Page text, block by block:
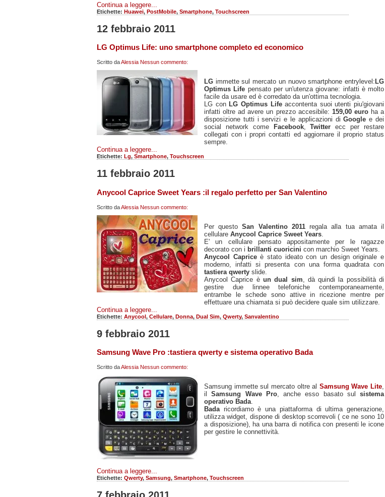
Continua a leggere...
Etichette: Huawei, PostMobile, Smartphone, Touchscreen
12 febbraio 2011
LG Optimus Life: uno smartphone completo ed economico
Scritto daAlessia Nessun commento:
LG immette sul mercato un nuovo smartphone entrylevel: LG
Optimus Life pensato per un'utenza giovane: infatti è molto
facile da usare ed è corredato da un'ottima tecnologia.
LG con LG Optimus Lifeaccontenta suoi utenti piu'giovani
infatti oltre ad avere un prezzo accesibile: 159,00 euro ha a
disposizione tutti i servizi e le applicazioni diGoogle e dei
social network come
Facebook,Twitterecc per restare
collegati con i propri contatti ed aggiornare il proprio status
sempre.
Continua a leggere...
Etichette: Lg, Smartphone, Touchscreen
11 febbraio 2011
Anycool Caprice Sweet Years :il regalo perfetto per San Valentino
Scritto daAlessia Nessun commento:
Per questoSan Valentino 2011regala alla tua amata il
cellulare Anycool Caprice Sweet Years
E' un cellulare pensato appositamente per le ragazze
decorato con i brillanti cuoricini con marchio Sweet Years.
Anycool Capriceè stato ideato con un design originale e
moderno, infatti si presenta con una forma quadrata con
tastiera qwerty slide.
Anycool Caprice è un dual sim , dà quindi la possibilità di
gestire due linnee telefoniche contemporaneamente,
entrambe le schede sono attive in ricezione mentre per
effettuare una chiamata si può decidere quale sim utilizzare.
Continua a leggere...
Etichette: Anycool, Cellulare, Donna, Dual Sim, Qwerty, Sanvalentino
9 febbraio 2011
Samsung Wave Pro :tastiera qwerty e sistema operativo Bada
Scritto daAlessia Nessun commento:
Samsung immette sul mercato oltre al Samsung Wave Lite,
ilSamsung Wave Pro, anche esso basato sul sistema
operativo Bada.
Bada ricordiamo è una piattaforma di ultima generazione,
utilizza widget, dispone di desktop scorrevoli ( ce ne sono 10
a disposizione), ha una barra di notifica con presenti le icone
per gestire le connettività.
Continua a leggere...
Etichette: Qwerty, Samsung, Smartphone, Touchscreen